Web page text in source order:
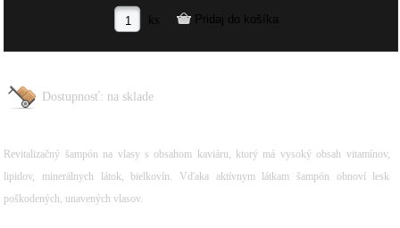
ks
Dostupnosť: na sklade
Revitalizačný šampón na vlasy s obsahom kaviáru, ktorý má vysoký obsah vitamínov,
lipidov, minerálnych látok, bielkovín. Vďaka aktívnym látkam šampón obnoví lesk
poškodených, unavených vlasov.